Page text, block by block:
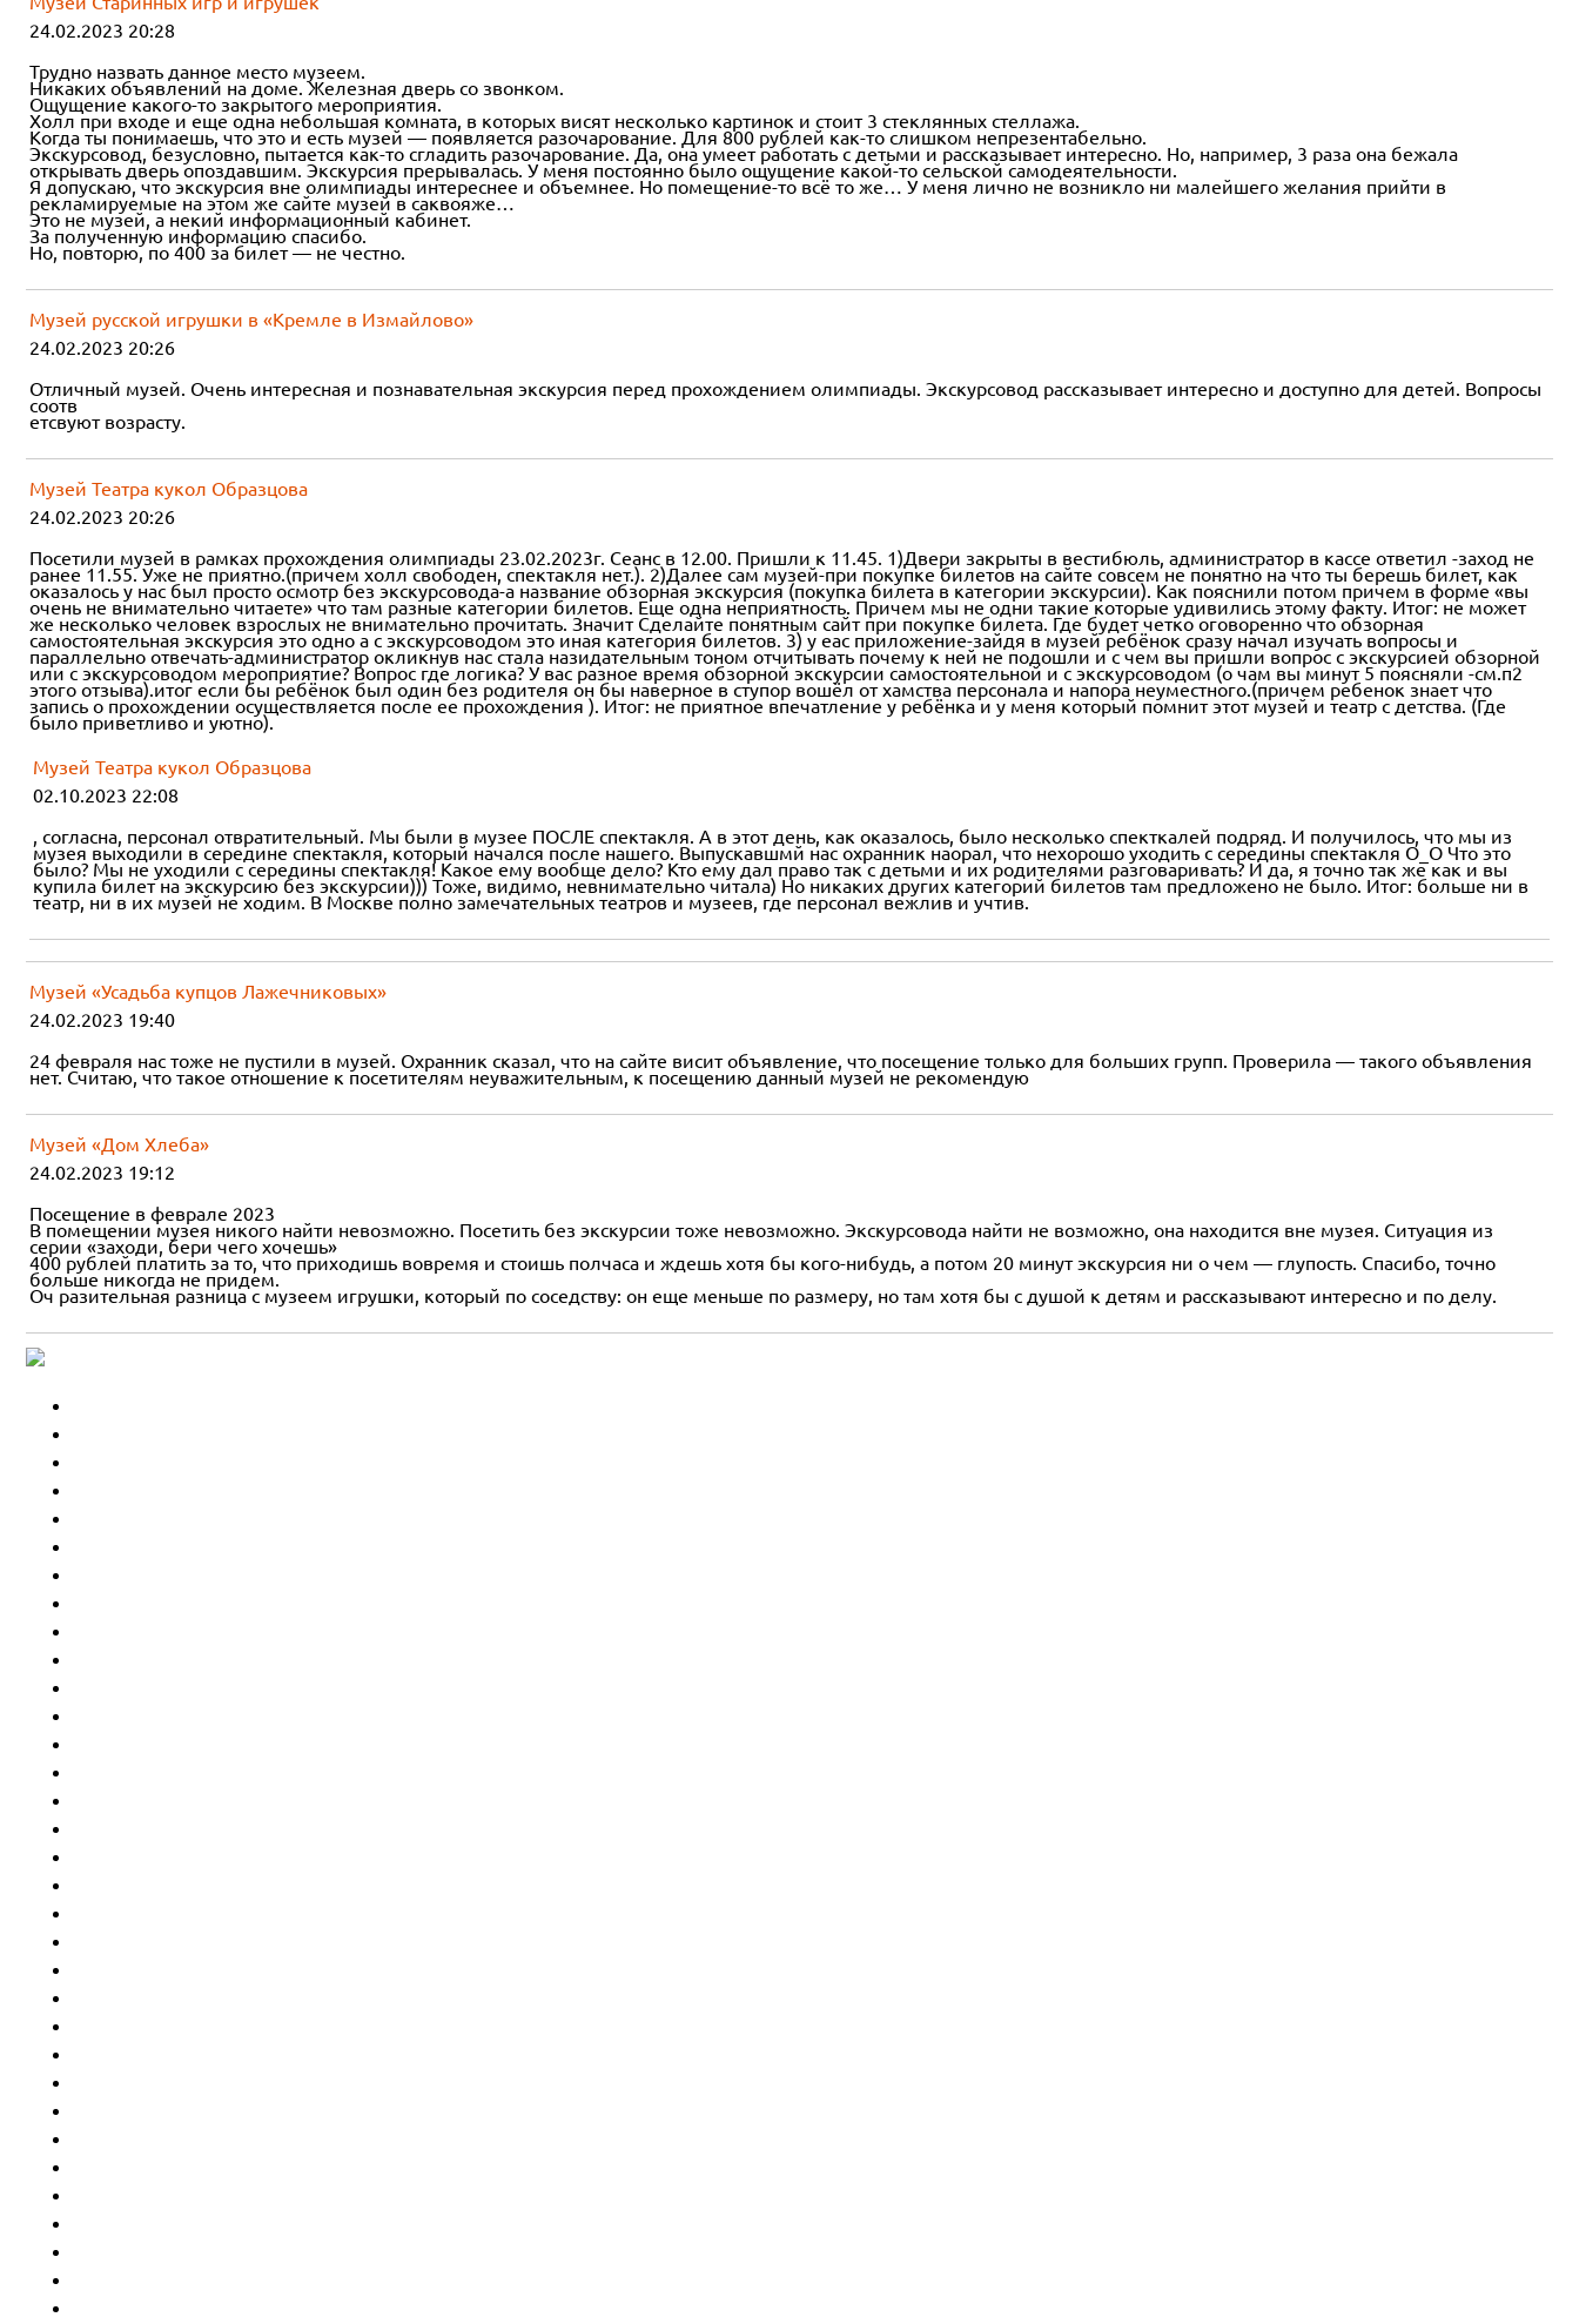
24.02.2023 20:28
Трудно назвать данное место музеем.
Никаких объявлений на доме. Железная дверь со звонком.
Ощущение какого-то закрытого мероприятия.
Холл при входе и еще одна небольшая комната, в которых висят несколько картинок и стоит 3 стеклянных стеллажа.
Когда ты понимаешь, что это и есть музей — появляется разочарование. Для 800 рублей как-то слишком непрезентабельно.
Экскурсовод, безусловно, пытается как-то сгладить разочарование. Да, она умеет работать с детьми и рассказывает интересно. Но, например, 3 раза она бежала
открывать дверь опоздавшим. Экскурсия прерывалась. У меня постоянно было ощущение какой-то сельской самодеятельности.
Я допускаю, что экскурсия вне олимпиады интереснее и объемнее. Но помещение-то всё то же… У меня лично не возникло ни малейшего желания прийти в
рекламируемые на этом же сайте музей в саквояже…
Это не музей, а некий информационный кабинет.
За полученную информацию спасибо.
Но, повторю, по 400 за билет — не честно.
Музей русской игрушки в «Кремле в Измайлово»
24.02.2023 20:26
Отличный музей. Очень интересная и познавательная экскурсия перед прохождением олимпиады. Экскурсовод рассказывает интересно и доступно для детей. Вопросы
соотв
етсвуют возрасту.
Музей Театра кукол Образцова
24.02.2023 20:26
Посетили музей в рамках прохождения олимпиады 23.02.2023г. Сеанс в 12.00. Пришли к 11.45. 1)Двери закрыты в вестибюль, администратор в кассе ответил -заход не
ранее 11.55. Уже не приятно.(причем холл свободен, спектакля нет.). 2)Далее сам музей-при покупке билетов на сайте совсем не понятно на что ты берешь билет, как
оказалось у нас был просто осмотр без экскурсовода-а название обзорная экскурсия (покупка билета в категории экскурсии). Как пояснили потом причем в форме «вы
очень не внимательно читаете» что там разные категории билетов. Еще одна неприятность. Причем мы не одни такие которые удивились этому факту. Итог: не может
же несколько человек взрослых не внимательно прочитать. Значит Сделайте понятным сайт при покупке билета. Где будет четко оговоренно что обзорная
самостоятельная экскурсия это одно а с экскурсоводом это иная категория билетов. 3) у еас приложение-зайдя в музей ребёнок сразу начал изучать вопросы и
параллельно отвечать-администратор окликнув нас стала назидательным тоном отчитывать почему к ней не подошли и с чем вы пришли вопрос с экскурсией обзорной
или с экскурсоводом мероприятие? Вопрос где логика? У вас разное время обзорной экскурсии самостоятельной и с экскурсоводом (о чам вы минут 5 поясняли -см.п2
этого отзыва).итог если бы ребёнок был один без родителя он бы наверное в ступор вошёл от хамства персонала и напора неуместного.(причем ребенок знает что
запись о прохождении осуществляется после ее прохождения ). Итог: не приятное впечатление у ребёнка и у меня который помнит этот музей и театр с детства. (Где
было приветливо и уютно).
Музей Театра кукол Образцова
02.10.2023 22:08
, согласна, персонал отвратительный. Мы были в музее ПОСЛЕ спектакля. А в этот день, как оказалось, было несколько спекткалей подряд. И получилось, что мы из
музея выходили в середине спектакля, который начался после нашего. Выпускавшмй нас охранник наорал, что нехорошо уходить с середины спектакля О_О Что это
было? Мы не уходили с середины спектакля! Какое ему вообще дело? Кто ему дал право так с детьми и их родителями разговаривать? И да, я точно так же как и вы
купила билет на экскурсию без экскурсии))) Тоже, видимо, невнимательно читала) Но никаких других категорий билетов там предложено не было. Итог: больше ни в
театр, ни в их музей не ходим. В Москве полно замечательных театров и музеев, где персонал вежлив и учтив.
Музей «Усадьба купцов Лажечниковых»
24.02.2023 19:40
24 февраля нас тоже не пустили в музей. Охранник сказал, что на сайте висит объявление, что посещение только для больших групп. Проверила — такого объявления
нет. Считаю, что такое отношение к посетителям неуважительным, к посещению данный музей не рекомендую
Музей «Дом Хлеба»
24.02.2023 19:12
Посещение в феврале 2023
В помещении музея никого найти невозможно. Посетить без экскурсии тоже невозможно. Экскурсовода найти не возможно, она находится вне музея. Ситуация из
серии «заходи, бери чего хочешь»
400 рублей платить за то, что приходишь вовремя и стоишь полчаса и ждешь хотя бы кого-нибудь, а потом 20 минут экскурсия ни о чем — глупость. Спасибо, точно
больше никогда не придем.
Оч разительная разница с музеем игрушки, который по соседству: он еще меньше по размеру, но там хотя бы с душой к детям и рассказывают интересно и по делу.